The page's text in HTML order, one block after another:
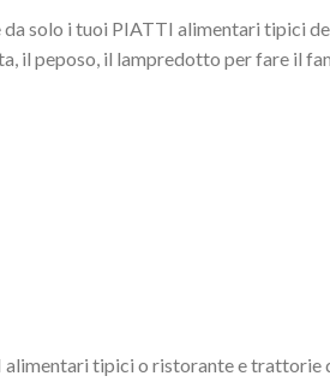
solo i tuoi PIATTI alimentari tipici
il peposo, il lampredotto per fare il
alimentari tipici o ristorante e